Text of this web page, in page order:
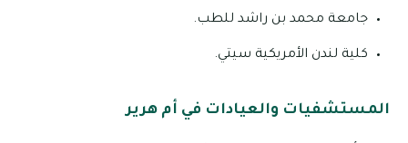
جامعة محمد بن راشد للطب.
كلية لندن الأمريكية سيتي.
المستشفيات والعيادات في أم هرير